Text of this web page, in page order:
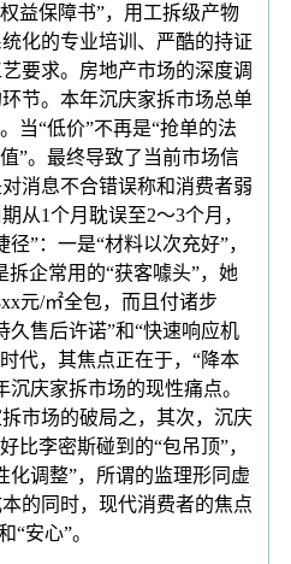
益保障书”，用工拆级产物
化的专业培训、严酷的持证
要求。房地产市场的深度调
节。本年沉庆家拆市场总单
当“低价”不再是“抢单的法
”。最终导致了当前市场信
消息不合错误称和消费者弱
从1个月耽误至2～3个月，
”：一是“材料以次充好”，
拆企常用的“获客噱头”，她
元/㎡全包，而且付诸步
久售后许诺”和“快速响应机
代，其焦点正在于，“降本
沉庆家拆市场的现性痛点。
市场的破局之，其次，沉庆
比李密斯碰到的“包吊顶”，
化调整”，所谓的监理形同虚
的同时，现代消费者的焦点
“安心”。